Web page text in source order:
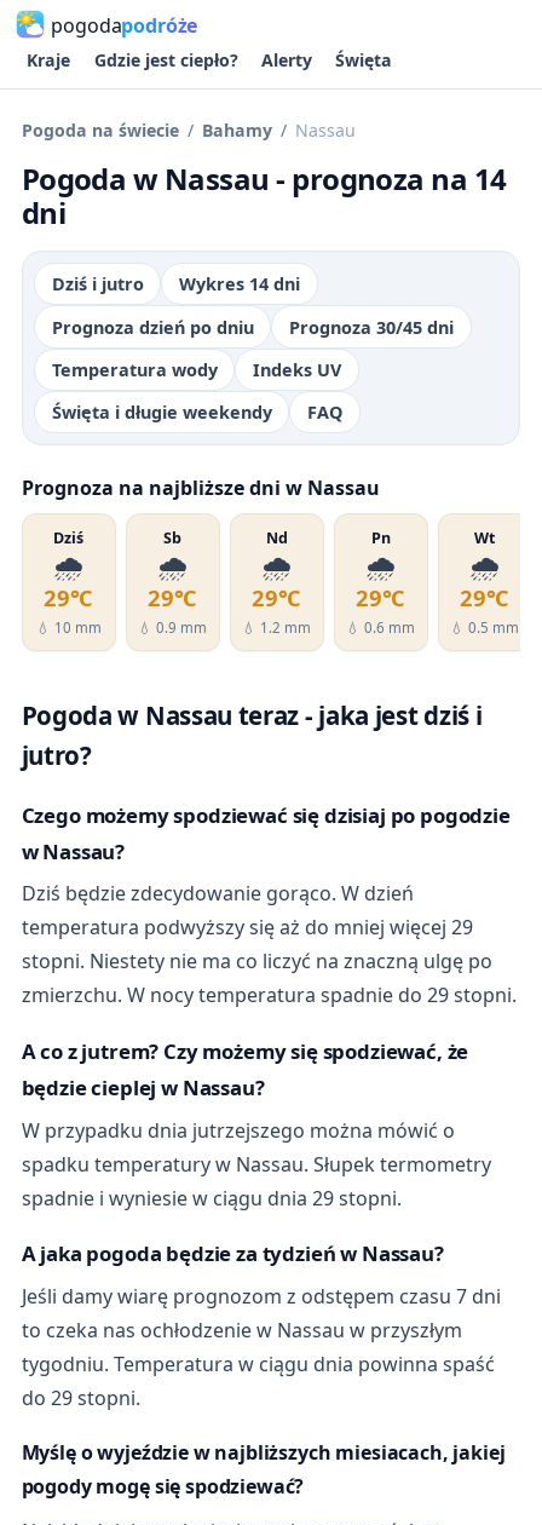
pogodapodróże
Kraje Gdzie jest ciepło? Alerty Święta
Pogoda na świecie Bahamy Nassau
Pogoda w Nassau - prognoza na 14
dni
Dziś i jutro
Wykres 14 dni
Prognoza dzień po dniu
Prognoza 30/45 dni
Temperatura wody
Indeks UV
Święta i długie weekendy
FAQ
Prognoza na najbliższe dni w Nassau
Dziś
🌧️
29℃
💧 10 mm
Sb
🌧️
29℃
💧 0.9 mm
Nd
🌧️
29℃
💧 1.2 mm
Pn
🌧️
29℃
💧 0.6 mm
Wt
🌧️
29℃
💧 0.5 mm
Pogoda w Nassau teraz - jaka jest dziś i
jutro?
Czego możemy spodziewać się dzisiaj po pogodzie
w Nassau?
Dziś będzie zdecydowanie gorąco. W dzień
temperatura podwyższy się aż do mniej więcej 29
stopni. Niestety nie ma co liczyć na znaczną ulgę po
zmierzchu. W nocy temperatura spadnie do 29 stopni.
A co z jutrem? Czy możemy się spodziewać, że
będzie cieplej w Nassau?
W przypadku dnia jutrzejszego można mówić o
spadku temperatury w Nassau. Słupek termometry
spadnie i wyniesie w ciągu dnia 29 stopni.
A jaka pogoda będzie za tydzień w Nassau?
Jeśli damy wiarę prognozom z odstępem czasu 7 dni
to czeka nas ochłodzenie w Nassau w przyszłym
tygodniu. Temperatura w ciągu dnia powinna spaść
do 29 stopni.
Myślę o wyjeździe w najbliższych miesiacach, jakiej
pogody mogę się spodziewać?